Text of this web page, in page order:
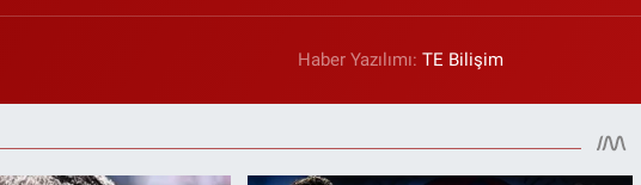
Haber Yazılımı:TE Bilişim